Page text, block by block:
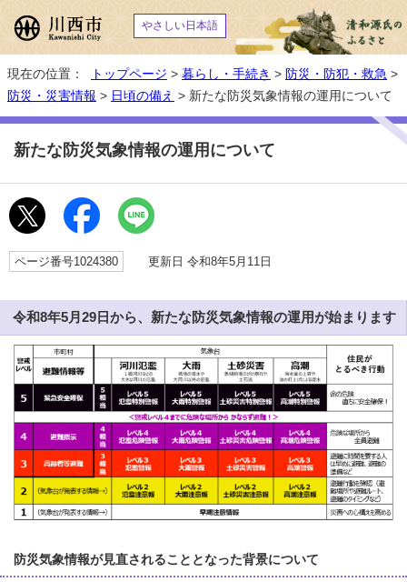
やさしい日本語
現在の位置： トップページ > 暮らし・手続き > 防災・防犯・救急 >
防災・災害情報 > 日頃の備え > 新たな防災気象情報の運用について
新たな防災気象情報の運用について
ページ番号1024380 更新日 令和8年5月11日
令和8年5月29日から、新たな防災気象情報の運用が始まります
防災気象情報が見直されることとなった背景について